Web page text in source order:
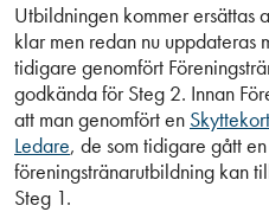
Utbildningen kommer ersättas
klar men redan nu uppdateras
tidigare genomfört
godkända för Steg 2. Innan
att man genomfört en
Ledare, de som tidigare gått
föreningstränarutbildning kan
Steg 1.